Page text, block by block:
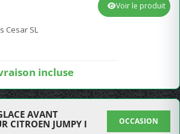
Cesar SL
incluse
Voir le produit
AVANT
CITROEN JUMPY I
OCCASION